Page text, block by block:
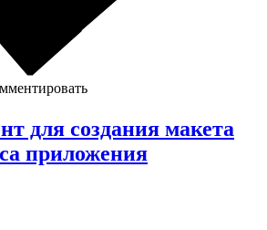
для создания макета
приложения